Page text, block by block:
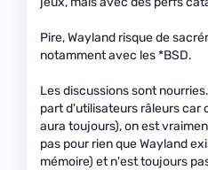
Pire, Wayland risque de
notamment avec les *BSD.
Les discussions sont
part d'utilisateurs râleurs car
aura toujours), on est
pas pour rien que Wayland
mémoire) et n'est toujours